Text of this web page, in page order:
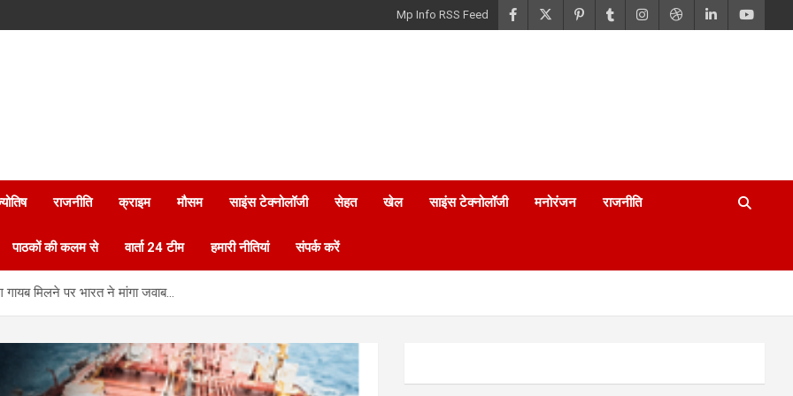
Mp Info RSS Feed
राजनीति क्राइम मौसम साइंस टेक्नोलॉजी सेहत खेल साइंस टेक्नोलॉजी मनोरंजन राजनीति
पाठकों की कलम से वार्ता 24 टीम हमारी नीतियां संपर्क करें
मिलने पर भारत ने मांगा जवाब…